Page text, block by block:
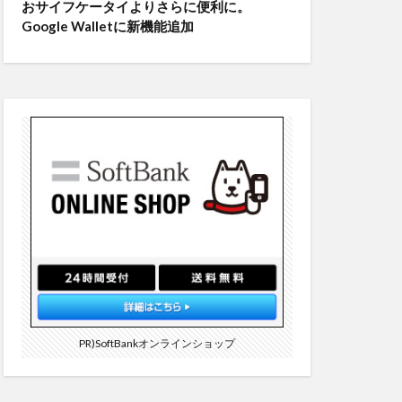
おサイフケータイよりさらに便利に。
Google Walletに新機能追加
PR)SoftBankオンラインショップ